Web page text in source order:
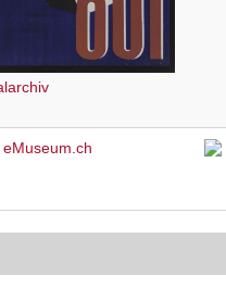
eMuseum.ch